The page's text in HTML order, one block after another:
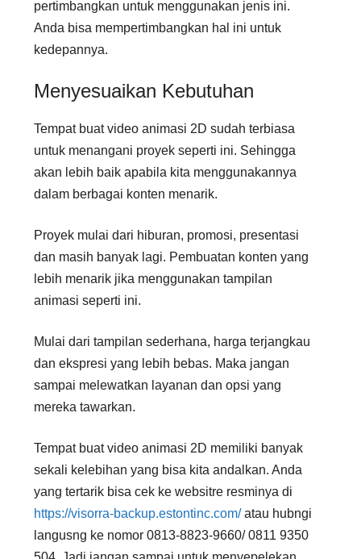
pertimbangkan untuk menggunakan jenis ini.
Anda bisa mempertimbangkan hal ini untuk
kedepannya.
Menyesuaikan Kebutuhan
Tempat buat video animasi 2D sudah terbiasa
untuk menangani proyek seperti ini. Sehingga
akan lebih baik apabila kita menggunakannya
dalam berbagai konten menarik.
Proyek mulai dari hiburan, promosi, presentasi
dan masih banyak lagi. Pembuatan konten yang
lebih menarik jika menggunakan tampilan
animasi seperti ini.
Mulai dari tampilan sederhana, harga terjangkau
dan ekspresi yang lebih bebas. Maka jangan
sampai melewatkan layanan dan opsi yang
mereka tawarkan.
Tempat buat video animasi 2D memiliki banyak
sekali kelebihan yang bisa kita andalkan. Anda
yang tertarik bisa cek ke websitre resminya di
https://visorra-backup.estontinc.com/atau hubngi
langusng ke nomor 0813-8823-9660/ 0811 9350